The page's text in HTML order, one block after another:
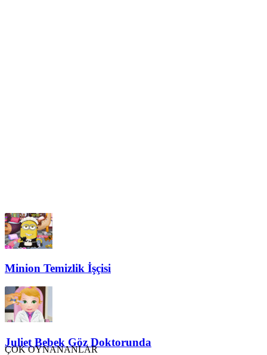
Minion Temizlik İşçisi
Juliet Bebek Göz Doktorunda
ÇOK OYNANANLAR